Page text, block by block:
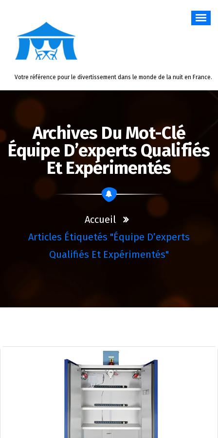
Votre référence pour le divertissement dans le monde de la nuit en France.
Archives Du Mot-Clé
Équipe D’experts Qualifiés
Et Expérimentés
Accueil
Articles Étiquetés "équipe D’experts
Qualifiés Et Expérimentés"